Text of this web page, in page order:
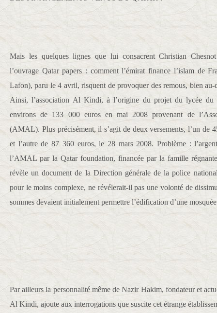
Mais les quelques lignes que lui consacrent Christian
l’ouvrage Qatar papers : comment l’émirat finance l’islam de
Lafon), paru le 4 avril, risquent de provoquer des remous, bien
Ainsi, l’association Al Kindi, à l’origine du projet du lycée du
environs de 133 000 euros en mai 2008 provenant de
(AMAL). Plus précisément, il s’agit de deux versements, l’un de
et l’autre de 87 360 euros, le 28 mars 2008. Problème :
l’AMAL par la Qatar foundation, financée par la famille
révèle un document de la Direction générale de la police
pour le moins complexe, ne révélerait-il pas une volonté de
sommes devaient initialement permettre l’édification d’une
Par ailleurs la personnalité même de Nazir Hakim, fondateur et
Al Kindi, ajoute aux interrogations que suscite cet étrange